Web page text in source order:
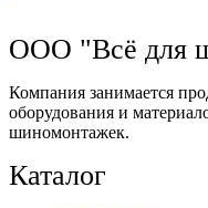
ООО "Всё для
Компания занимается
оборудования и
шиномонтажек.
Каталог